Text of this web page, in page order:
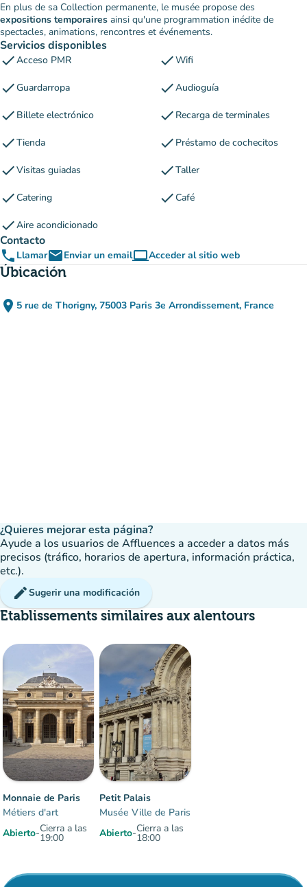
En plus de sa Collection permanente, le musée propose des
expositions temporaires ainsi qu'une programmation inédite de
spectacles, animations, rencontres et événements.
Servicios disponibles
checkAcceso PMR checkWifi
checkGuardarropa checkAudioguía
check Billete electrónico check Recarga de terminales
checkTienda check Préstamo de cochecitos
checkVisitas guiadas checkTaller
checkCatering checkCafé
checkAire acondicionado
Contacto
phone LlamaremailEnviar un emailcomputerAcceder al sitio web
(nueva pestaña)
Úbicación
place 5 rue de Thorigny, 75003 Paris 3e Arrondissement, France
(abrir en Google Maps)
(nueva pestaña)
¿Quieres mejorar esta página?
Ayude a los usuarios de Affluences a acceder a datos más
precisos (tráfico, horarios de apertura, información práctica,
etc.).
editSugerir una modificación
Etablissements similaires aux alentours
Monnaie de Paris
Métiers d'art
Abierto-Cierra a las
19:00
Petit Palais
Musée Ville de Paris
Abierto-Cierra a las
18:00
Multitud